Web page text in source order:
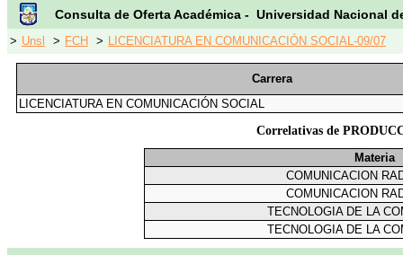
Consulta de Oferta Académica - Universidad Nacional
> Unsl > FCH > LICENCIATURA EN COMUNICACIÓN SOCIAL-09/07
Carrera
LICENCIATURA EN COMUNICACIÓN SOCIAL
Correlativas de
Materia
COMUNICACION
COMUNICACION
TECNOLOGIA DE LA
TECNOLOGIA DE LA